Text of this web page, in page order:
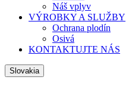
Náš vplyv
VÝROBKY A SLUŽBY
Ochrana plodín
Osivá
KONTAKTUJTE NÁS
Slovakia